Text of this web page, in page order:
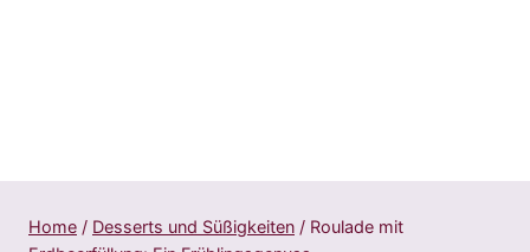
Home / Desserts und Süßigkeiten / Roulade mit